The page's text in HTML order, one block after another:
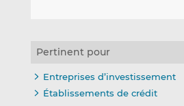
Pertinent pour
Entreprises d’investissement
Établissements de crédit